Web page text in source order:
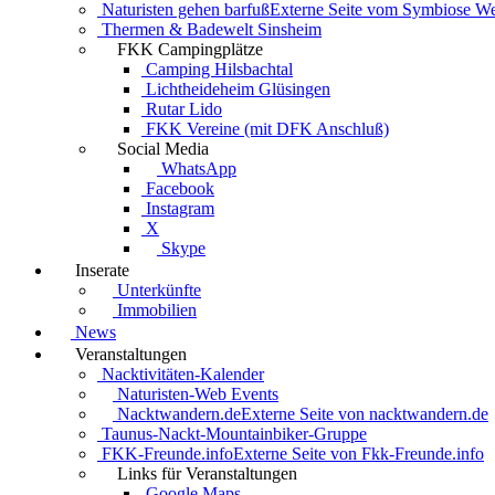
Naturisten gehen barfußExterne Seite vom Symbiose
Thermen & Badewelt Sinsheim
FKK Campingplätze
Camping Hilsbachtal
Lichtheideheim Glüsingen
Rutar Lido
FKK Vereine (mit DFK Anschluß)
Social Media
WhatsApp
Facebook
Instagram
X
Skype
Inserate
Unterkünfte
Immobilien
News
Veranstaltungen
Nacktivitäten-Kalender
Naturisten-Web Events
Nacktwandern.deExterne Seite von nacktwandern.de
Taunus-Nackt-Mountainbiker-Gruppe
FKK-Freunde.infoExterne Seite von Fkk-Freunde.info
Links für Veranstaltungen